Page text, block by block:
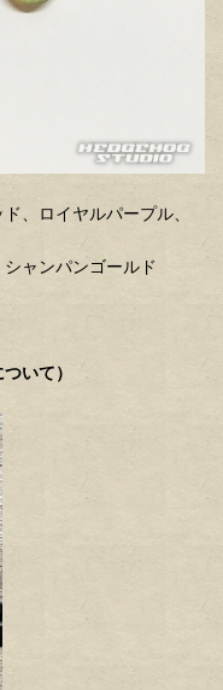
、ロイヤルパープル、
ャンパンゴールド
いて）